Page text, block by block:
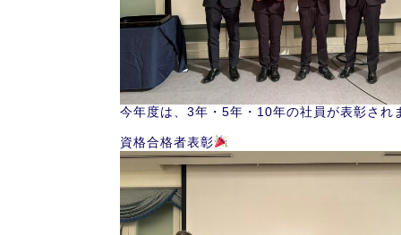
今年度は、3年・5年・10年の社員が表彰され
資格合格者表彰